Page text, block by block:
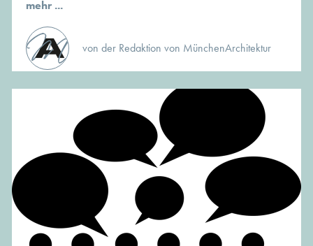
mehr ...
von der Redaktion von MünchenArchitektur